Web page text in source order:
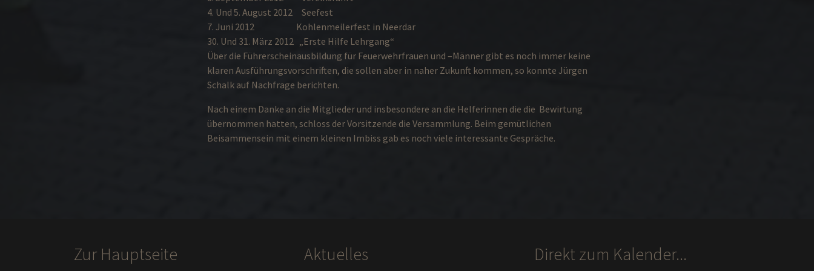
4. Und 5. August 2012 Seefest
7. Juni 2012 Kohlenmeilerfest in Neerdar
30. Und 31. März 2012 „Erste Hilfe Lehrgang“
Über die Führerscheinausbildung für Feuerwehrfrauen und –Männer gibt es noch immer keine
klaren Ausführungsvorschriften, die sollen aber in naher Zukunft kommen, so konnte Jürgen
Schalk auf Nachfrage berichten.
Nach einem Danke an die Mitglieder und insbesondere an die Helferinnen die die Bewirtung
übernommen hatten, schloss der Vorsitzende die Versammlung. Beim gemütlichen
Beisammensein mit einem kleinen Imbiss gab es noch viele interessante Gespräche.
Zur Hauptseite Aktuelles Direkt zum Kalender...